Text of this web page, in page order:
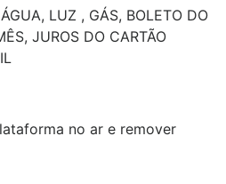
LUZ , GÁS, BOLETO DO
JUROS DO CARTÃO
no ar e remover